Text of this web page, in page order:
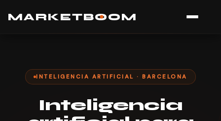
MARK ETBOOM
INTELIGENCIA ARTIFICIAL · BARCELONA
Inteligencia